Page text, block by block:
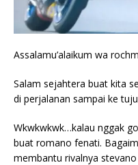
Assalamu’alaikum wa
Salam sejahtera buat kita
di perjalanan sampai ke
Wkwkwkwk…kalau nggak
buat romano fenati.
membantu rivalnya